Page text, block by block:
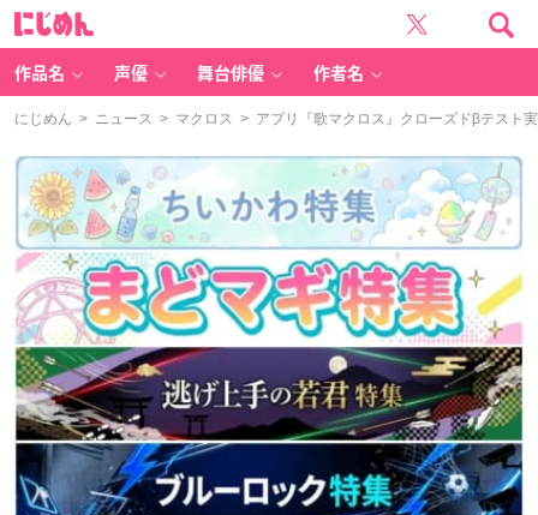
作品名 声優 舞台俳優 作者名
にじめん > ニュース > マクロス > アプリ『歌マクロス』クローズドβテスト